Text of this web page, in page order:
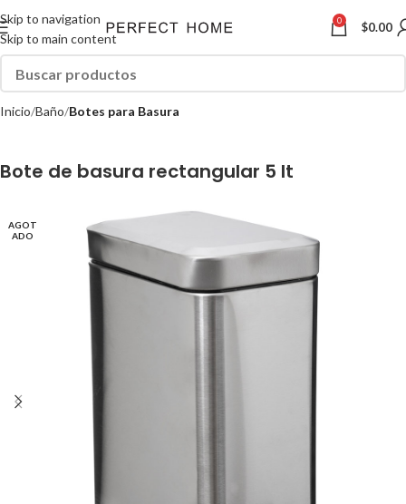
Skip to navigation
Skip to main content
0 $0.00
Inicio Baño Botes para Basura
Bote de basura rectangular 5 lt
AGOT
ADO